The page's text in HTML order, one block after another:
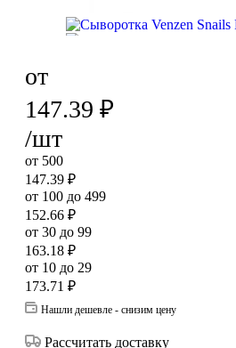
от
147.39 ₽
/шт
от 500
147.39 ₽
от 100 до 499
152.66 ₽
от 30 до 99
163.18 ₽
от 10 до 29
173.71 ₽
Нашли дешевле - снизим цену
Рассчитать доставку